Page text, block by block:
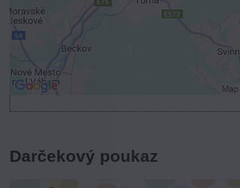
Povoliť a zapamätať - súhlas s druhom
cookie: Funkčné
Darčekový poukaz